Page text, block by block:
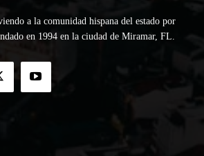
a la comunidad hispana del estado por
en 1994 en la ciudad de Miramar, FL.